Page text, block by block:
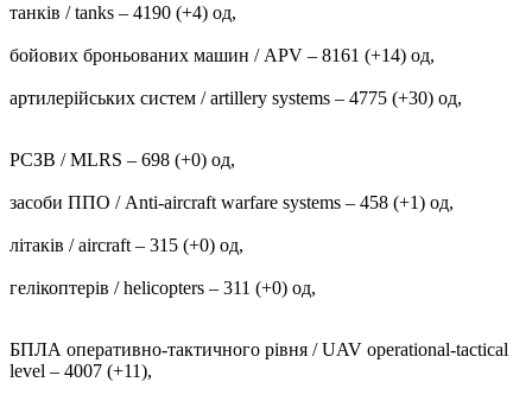
танків / tanks ‒ 4190 (+4) од,
бойових броньованих машин / APV ‒ 8161 (+14) од,
артилерійських систем / artillery systems – 4775 (+30) од,
РСЗВ / MLRS – 698 (+0) од,
засоби ППО / Anti-aircraft warfare systems ‒ 458 (+1) од,
літаків / aircraft – 315 (+0) од,
гелікоптерів / helicopters – 311 (+0) од,
БПЛА оперативно-тактичного рівня / UAV operational-tactical
level – 4007 (+11),